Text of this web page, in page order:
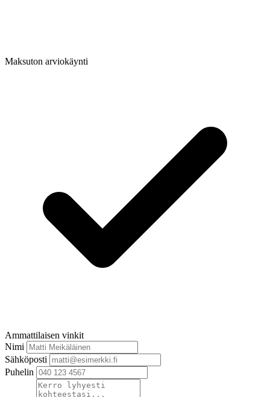
Maksuton arviokäynti
Ammattilaisen vinkit
Nimi
Sähköposti
Puhelin